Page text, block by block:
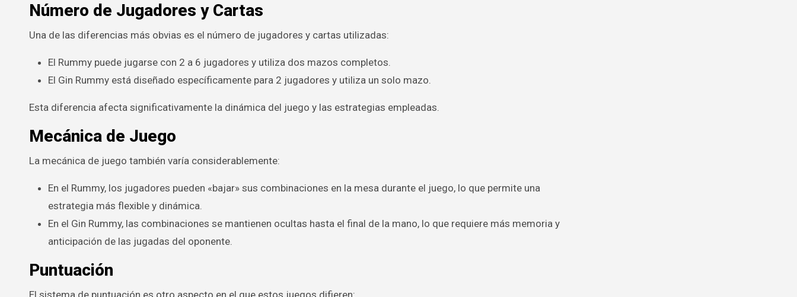
Número de Jugadores y Cartas
Una de las diferencias más obvias es el número de jugadores y cartas utilizadas:
El Rummy puede jugarse con 2 a 6 jugadores y utiliza dos mazos completos.
El Gin Rummy está diseñado específicamente para 2 jugadores y utiliza un solo mazo.
Esta diferencia afecta significativamente la dinámica del juego y las estrategias empleadas.
Mecánica de Juego
La mecánica de juego también varía considerablemente:
En el Rummy, los jugadores pueden «bajar» sus combinaciones en la mesa durante el juego, lo que permite una
estrategia más flexible y dinámica.
En el Gin Rummy, las combinaciones se mantienen ocultas hasta el final de la mano, lo que requiere más memoria y
anticipación de las jugadas del oponente.
Puntuación